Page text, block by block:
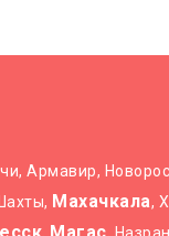
Армавир,
Махачкала,
, Магас,